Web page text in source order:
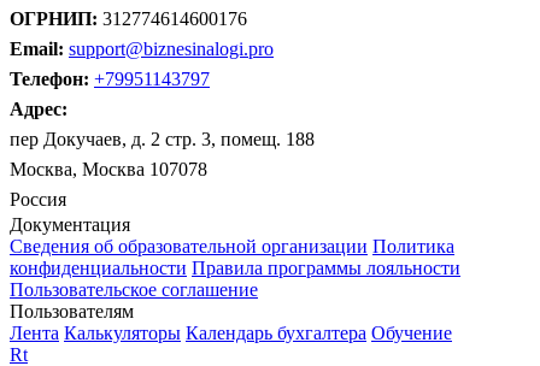
ОГРНИП: 312774614600176
Email: support@biznesinalogi.pro
Телефон: +79951143797
Адрес:
пер Докучаев, д. 2 стр. 3, помещ. 188
Москва, Москва 107078
Россия
Документация
Сведения об образовательной организации Политика
конфиденциальности Правила программы лояльности
Пользовательское соглашение
Пользователям
Лента Калькуляторы Календарь бухгалтера Обучение
Rt